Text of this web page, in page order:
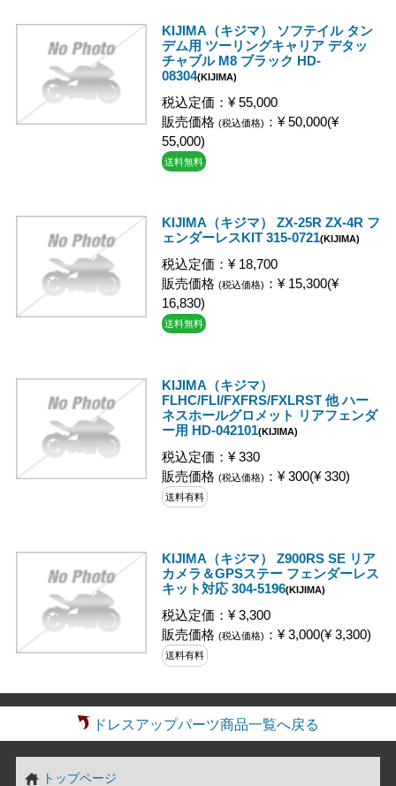
KIJIMA（キジマ） ソフテイル タン
デム用 ツーリングキャリア デタッ
チャブル M8 ブラック HD-
08304(KIJIMA)
税込定価：¥ 55,000
販売価格 (税込価格) ：¥ 50,000(¥
55,000)
送料無料
KIJIMA（キジマ） ZX-25R ZX-4R フ
ェンダーレスKIT 315-0721(KIJIMA)
税込定価：¥ 18,700
販売価格 (税込価格) ：¥ 15,300(¥
16,830)
送料無料
KIJIMA（キジマ）
FLHC/FLI/FXFRS/FXLRST 他 ハー
ネスホールグロメット リアフェンダ
ー用 HD-042101(KIJIMA)
税込定価：¥ 330
販売価格 (税込価格) ：¥ 300(¥ 330)
送料有料
KIJIMA（キジマ） Z900RS SE リア
カメラ＆GPSステー フェンダーレス
キット対応 304-5196(KIJIMA)
税込定価：¥ 3,300
販売価格 (税込価格) ：¥ 3,000(¥ 3,300)
送料有料
ドレスアップパーツ商品一覧へ戻る
トップページ